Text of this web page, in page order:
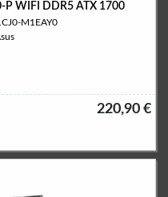
P WIFI DDR5 ATX 1700
M1EAY0
220,90 €